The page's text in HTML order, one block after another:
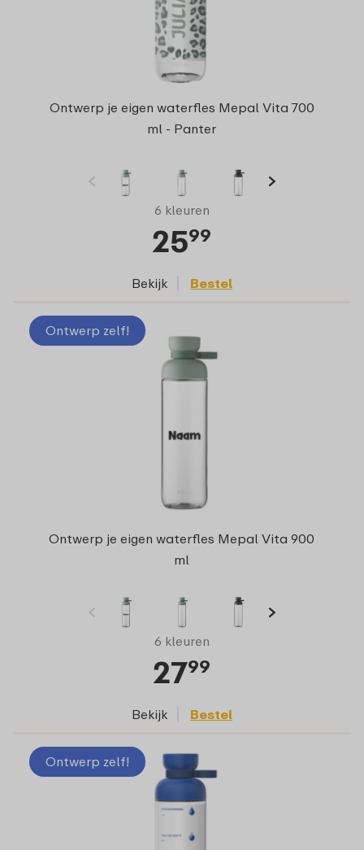
Ontwerp je eigen waterfles Mepal Vita 700
ml - Panter
6 kleuren
2599
Bekijk Bestel
Ontwerp zelf!
Ontwerp je eigen waterfles Mepal Vita 900
ml
6 kleuren
2799
Bekijk Bestel
Ontwerp zelf!